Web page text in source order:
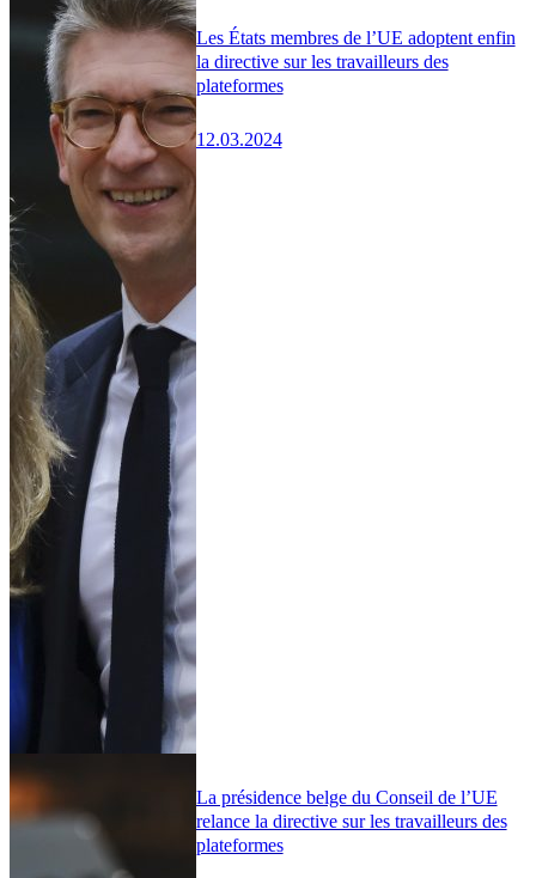
Les États membres de l’UE adoptent enfin
la directive sur les travailleurs des
plateformes
12.03.2024
La présidence belge du Conseil de l’UE
relance la directive sur les travailleurs des
plateformes